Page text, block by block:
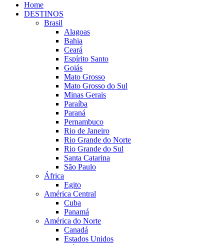
Home
DESTINOS
Brasil
Alagoas
Bahia
Ceará
Espírito Santo
Goiás
Mato Grosso
Mato Grosso do Sul
Minas Gerais
Paraíba
Paraná
Pernambuco
Rio de Janeiro
Rio Grande do Norte
Rio Grande do Sul
Santa Catarina
São Paulo
África
Egito
América Central
Cuba
Panamá
América do Norte
Canadá
Estados Unidos